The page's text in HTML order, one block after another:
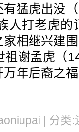
猛虎出没
人打老虎
相继兴建
谢孟虎（
年后裔之
| 分类